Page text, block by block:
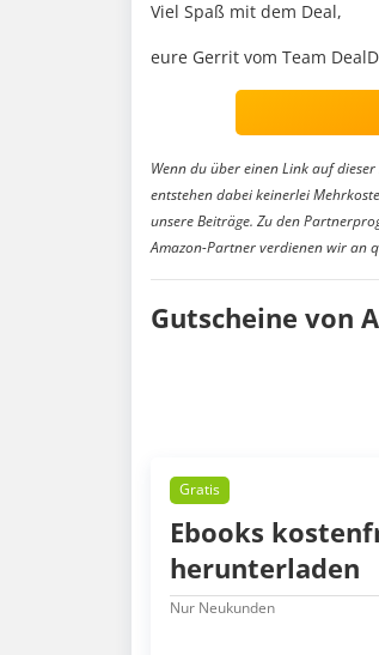
Viel Spaß mit dem Deal,
eure Gerrit vom Team
Wenn du über einen Link auf
entstehen dabei keinerlei
unsere Beiträge. Zu den
Amazon-Partner verdienen wir an
Gutscheine von
Gratis
Ebooks
herunterladen
Nur Neukunden